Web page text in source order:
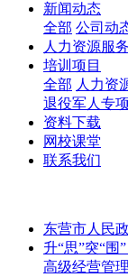
新闻动态
全部 公司动
人力资源服务
培训项目
全部 人力资
退役军人专
资料下载
网校课堂
联系我们
东营市人民
升“思”突“围
高级经营管